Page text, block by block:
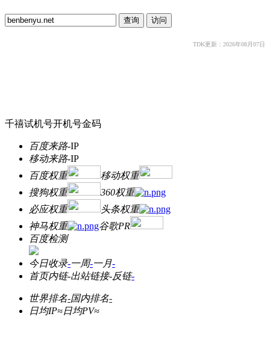
TDK更新：2026年08月07日
千禧试机号开机号金码
百度来路-IP
移动来路-IP
百度权重
移动权重
搜狗权重
360权重
必应权重
头条权重
神马权重
谷歌PR
百度检测
今日收录-一周-一月-
首页内链-出站链接-反链-
世界排名-国内排名-
日均IP≈日均PV≈